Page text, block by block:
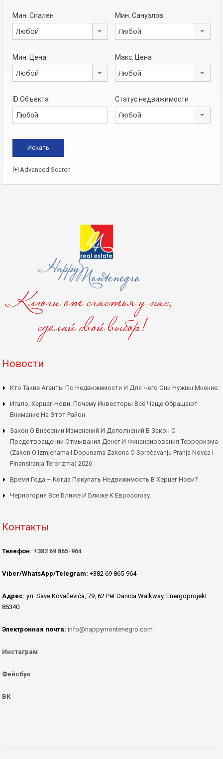
Мин. Спален
Любой
Мин. Санузлов
Любой
Мин. Цена
Любой
Макс. Цена
Любой
ID Объекта Статус недвижимости
Любой
Advanced Search
Новости
Кто Такие Агенты По Недвижимости И Для Чего Они Нужны Мнение:
Игало, Херцег-Нови: Почему Инвесторы Всё Чаще Обращают
Внимание На Этот Район
Закон О Внесении Изменений И Дополнений В Закон О
Предотвращении Отмывания Денег И Финансирования Терроризма
(Zakon O Izmjenama I Dopunama Zakona O Sprečavanju Pranja Novca I
Finansiranja Terorizma) 2026
Время Года – Когда Покупать Недвижимость В Херцег Нови?
Черногория Все Ближе И Ближе К Евросоюзу.
Контакты
Телефон: +382 69 865-964
Viber/WhatsApp/Telegram: +382 69 865-964
Адрес: ул. Save Kovačevića, 79, 62 Pet Danica Walkway, Energoprojekt
85340
Электронная почта: info@happymontenegro.com
Инстаграм
Фейсбук
ВК